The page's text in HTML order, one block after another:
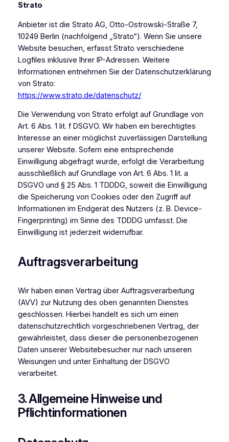
Strato
Anbieter ist die Strato AG, Otto-Ostrowski-Straße 7,
10249 Berlin (nachfolgend „Strato“). Wenn Sie unsere
Website besuchen, erfasst Strato verschiedene
Logfiles inklusive Ihrer IP-Adressen. Weitere
Informationen entnehmen Sie der Datenschutzerklärung
von Strato:
https://www.strato.de/datenschutz/
Die Verwendung von Strato erfolgt auf Grundlage von
Art. 6 Abs. 1 lit. f DSGVO. Wir haben ein berechtigtes
Interesse an einer möglichst zuverlässigen Darstellung
unserer Website. Sofern eine entsprechende
Einwilligung abgefragt wurde, erfolgt die Verarbeitung
ausschließlich auf Grundlage von Art. 6 Abs. 1 lit. a
DSGVO und § 25 Abs. 1 TDDDG, soweit die Einwilligung
die Speicherung von Cookies oder den Zugriff auf
Informationen im Endgerät des Nutzers (z. B. Device-
Fingerprinting) im Sinne des TDDDG umfasst. Die
Einwilligung ist jederzeit widerrufbar.
Auftragsverarbeitung
Wir haben einen Vertrag über Auftragsverarbeitung
(AVV) zur Nutzung des oben genannten Dienstes
geschlossen. Hierbei handelt es sich um einen
datenschutzrechtlich vorgeschriebenen Vertrag, der
gewährleistet, dass dieser die personenbezogenen
Daten unserer Websitebesucher nur nach unseren
Weisungen und unter Einhaltung der DSGVO
verarbeitet.
3. Allgemeine Hinweise und
Pflichtinformationen